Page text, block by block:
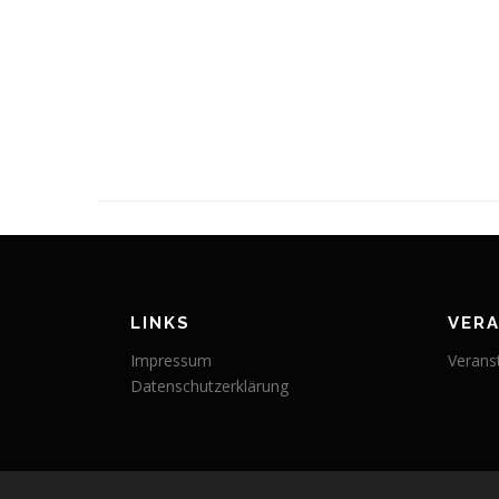
LINKS
Impressum
Datenschutzerklärung